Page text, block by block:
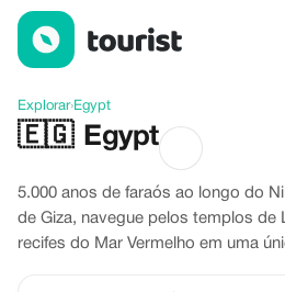
Descubra Egypt
Explorar›Egypt
🇪🇬 Egypt
5.000 anos de faraós ao longo do
de Giza, navegue pelos templos de
recifes do Mar Vermelho em uma